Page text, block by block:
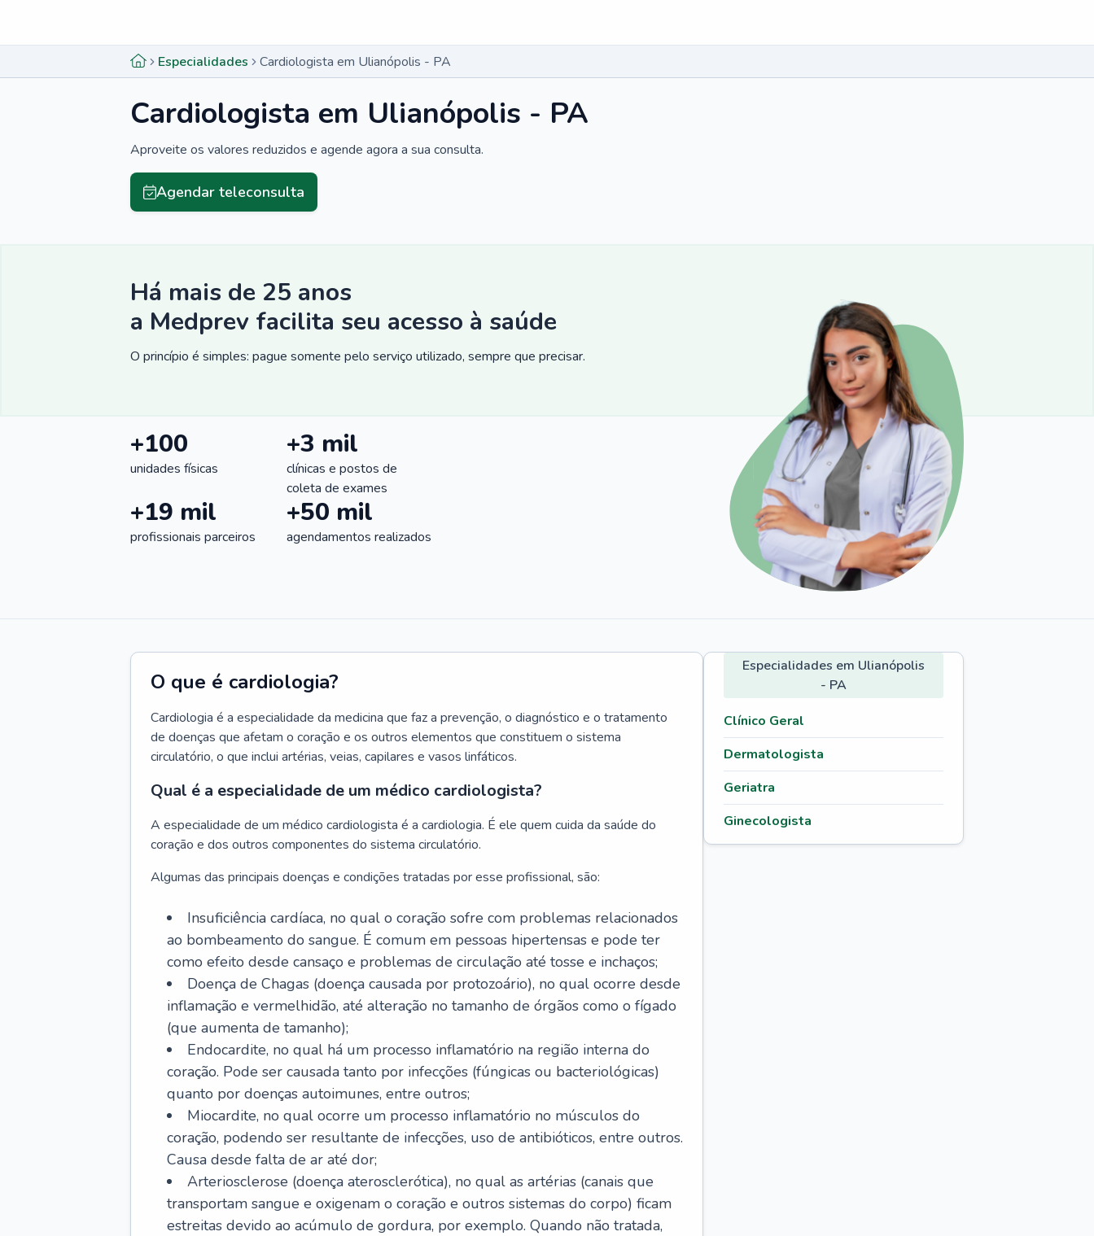
Especialidades Cardiologista em Ulianópolis - PA
Cardiologista em Ulianópolis - PA
Aproveite os valores reduzidos e agende agora a sua consulta.
Agendar teleconsulta
Há mais de 25 anos
a Medprev facilita seu acesso à saúde
O princípio é simples: pague somente pelo serviço utilizado, sempre que precisar.
+100
unidades físicas
+3 mil
clínicas e postos de
coleta de exames
+19 mil
profissionais parceiros
+50 mil
agendamentos realizados
O que é cardiologia?
Cardiologia é a especialidade da medicina que faz a prevenção, o diagnóstico e o tratamento
de doenças que afetam o coração e os outros elementos que constituem o sistema
circulatório, o que inclui artérias, veias, capilares e vasos linfáticos.
Qual é a especialidade de um médico cardiologista?
A especialidade de um médico cardiologista é a cardiologia. É ele quem cuida da saúde do
coração e dos outros componentes do sistema circulatório.
Algumas das principais doenças e condições tratadas por esse profissional, são:
Insuficiência cardíaca, no qual o coração sofre com problemas relacionados
ao bombeamento do sangue. É comum em pessoas hipertensas e pode ter
como efeito desde cansaço e problemas de circulação até tosse e inchaços;
Doença de Chagas (doença causada por protozoário), no qual ocorre desde
inflamação e vermelhidão, até alteração no tamanho de órgãos como o fígado
(que aumenta de tamanho);
Endocardite, no qual há um processo inflamatório na região interna do
coração. Pode ser causada tanto por infecções (fúngicas ou bacteriológicas)
quanto por doenças autoimunes, entre outros;
Miocardite, no qual ocorre um processo inflamatório no músculos do
coração, podendo ser resultante de infecções, uso de antibióticos, entre outros.
Causa desde falta de ar até dor;
Arteriosclerose (doença aterosclerótica), no qual as artérias (canais que
transportam sangue e oxigenam o coração e outros sistemas do corpo) ficam
estreitas devido ao acúmulo de gordura, por exemplo. Quando não tratada,
Especialidades em Ulianópolis
- PA
Clínico Geral
Dermatologista
Geriatra
Ginecologista